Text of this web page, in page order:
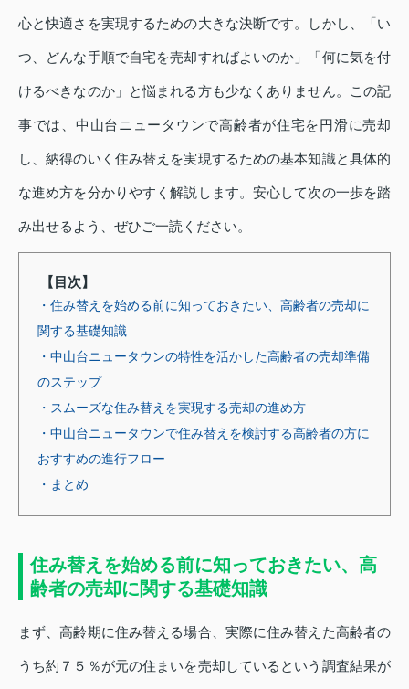
心と快適さを実現するための大きな決断です。しかし、「い
つ、どんな手順で自宅を売却すればよいのか」「何に気を付
けるべきなのか」と悩まれる方も少なくありません。この記
事では、中山台ニュータウンで高齢者が住宅を円滑に売却
し、納得のいく住み替えを実現するための基本知識と具体的
な進め方を分かりやすく解説します。安心して次の一歩を踏
み出せるよう、ぜひご一読ください。
【目次】
・住み替えを始める前に知っておきたい、高齢者の売却に
関する基礎知識
・中山台ニュータウンの特性を活かした高齢者の売却準備
のステップ
・スムーズな住み替えを実現する売却の進め方
・中山台ニュータウンで住み替えを検討する高齢者の方に
おすすめの進行フロー
・まとめ
住み替えを始める前に知っておきたい、高
齢者の売却に関する基礎知識
まず、高齢期に住み替える場合、実際に住み替えた高齢者の
うち約７５％が元の住まいを売却しているという調査結果が